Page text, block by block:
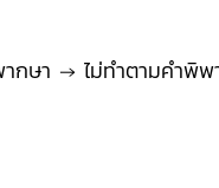
ษา → ไม่ทำตามคำพิ